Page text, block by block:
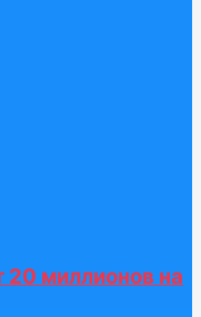
миллионов на